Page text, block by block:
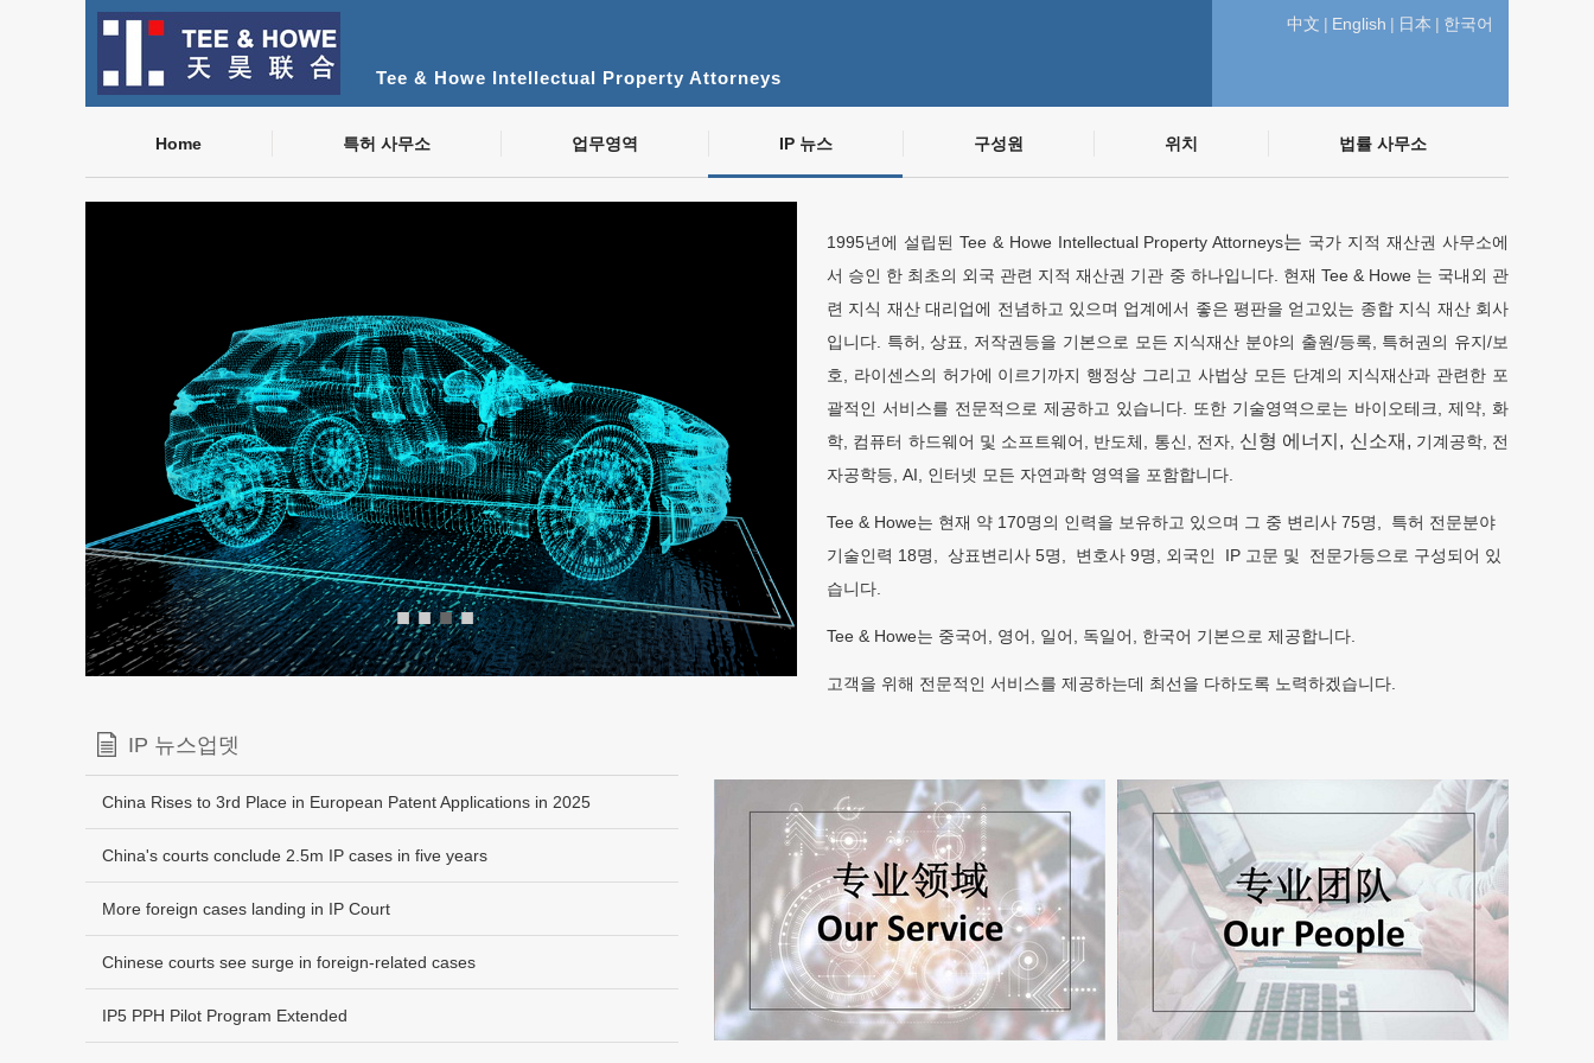
Tee & Howe Intellectual Property Attorneys
中文 | English | 日本 | 한국어
Home 특허 사무소 업무영역 IP 뉴스 구성원 위치 법률 사무소
■ ■ ■ ■
1995년에 설립된 Tee & Howe Intellectual Property Attorneys는 국가 지적 재산권 사무소에
서 승인 한 최초의 외국 관련 지적 재산권 기관 중 하나입니다. 현재 Tee & Howe 는 국내외 관
련 지식 재산 대리업에 전념하고 있으며 업계에서 좋은 평판을 얻고있는 종합 지식 재산 회사
입니다. 특허, 상표, 저작권등을 기본으로 모든 지식재산 분야의 출원/등록, 특허권의 유지/보
호, 라이센스의 허가에 이르기까지 행정상 그리고 사법상 모든 단계의 지식재산과 관련한 포
괄적인 서비스를 전문적으로 제공하고 있습니다. 또한 기술영역으로는 바이오테크, 제약, 화
학, 컴퓨터 하드웨어 및 소프트웨어, 반도체, 통신, 전자, 신형 에너지, 신소재, 기계공학, 전
자공학등, AI, 인터넷 모든 자연과학 영역을 포함합니다.
Tee & Howe는 현재 약 170명의 인력을 보유하고 있으며 그 중 변리사 75명, 특허 전문분야
기술인력 18명, 상표변리사 5명, 변호사 9명, 외국인 IP 고문 및 전문가등으로 구성되어 있
습니다.
Tee & Howe는 중국어, 영어, 일어, 독일어, 한국어 기본으로 제공합니다.
고객을 위해 전문적인 서비스를 제공하는데 최선을 다하도록 노력하겠습니다.
IP 뉴스업뎃
China Rises to 3rd Place in European Patent Applications in 2025
China's courts conclude 2.5m IP cases in five years
More foreign cases landing in IP Court
Chinese courts see surge in foreign-related cases
IP5 PPH Pilot Program Extended